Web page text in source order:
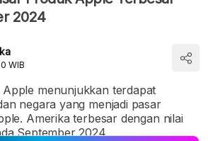
2024
WIB
menunjukkan terdapat
negara yang menjadi pasar
Amerika terbesar dengan nilai
September 2024.